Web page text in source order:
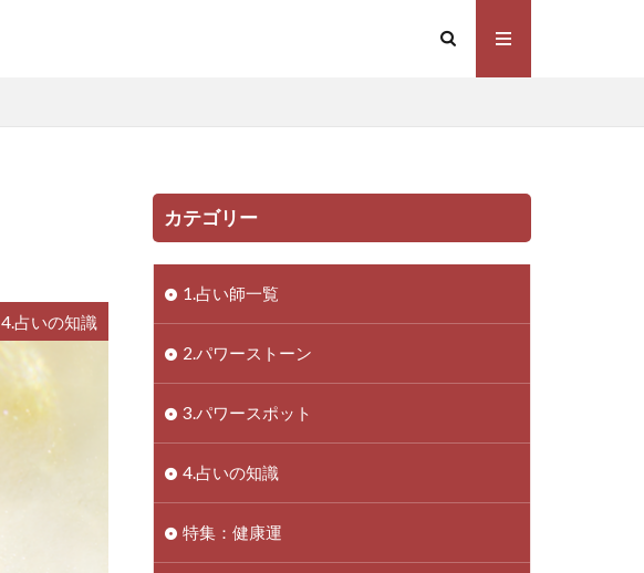
4.占いの知識
カテゴリー
1.占い師一覧
2.パワーストーン
3.パワースポット
4.占いの知識
特集：健康運